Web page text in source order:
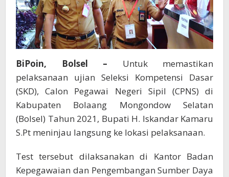
BiPoin, Bolsel – Untuk memastikan
pelaksanaan ujian Seleksi Kompetensi Dasar
(SKD), Calon Pegawai Negeri Sipil (CPNS) di
Kabupaten Bolaang Mongondow Selatan
(Bolsel) Tahun 2021, Bupati H. Iskandar Kamaru
S.Pt meninjau langsung ke lokasi pelaksanaan.
Test tersebut dilaksanakan di Kantor Badan
Kepegawaian dan Pengembangan Sumber Daya